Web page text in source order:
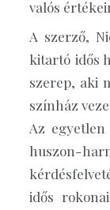
valós
A szerző,
kitartó idős
szerep, aki
színház
Az
huszon-
idős